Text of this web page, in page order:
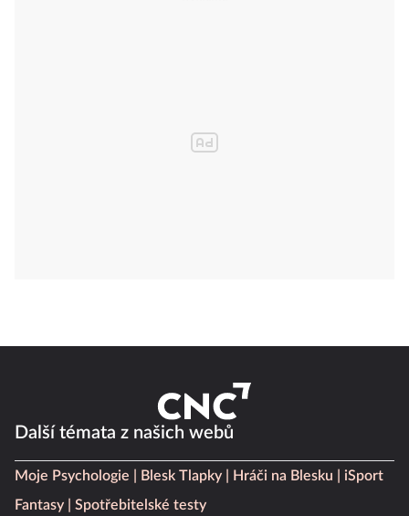
Další témata z našich webů
Moje Psychologie Blesk Tlapky Hráči na Blesku
iSport
Fantasy
Spotřebitelské testy